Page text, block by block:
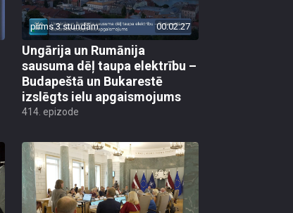
pirms 3 stundām 00:02:27
Ungārija un Rumānija
sausuma dēļ taupa elektrību –
Budapeštā un Bukarestē
izslēgts ielu apgaismojums
414. epizode